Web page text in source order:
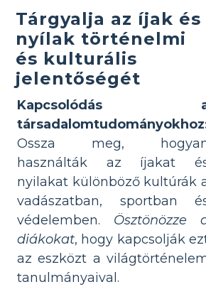
Tárgyalja az íjak és
nyílak történelmi
és kulturális
jelentőségét
Kapcsolódás
Ossza meg,
használták az íjakat
nyilakat különböző kultúrák
vadászatban, sportban
védelemben. Ösztönözze
diákokat, hogy kapcsolják
az eszközt a
tanulmányaival.